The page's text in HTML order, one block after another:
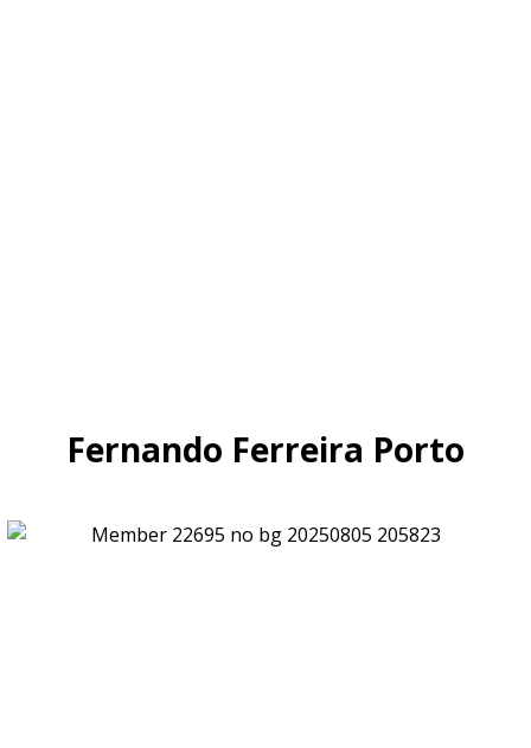
Fernando Ferreira Porto